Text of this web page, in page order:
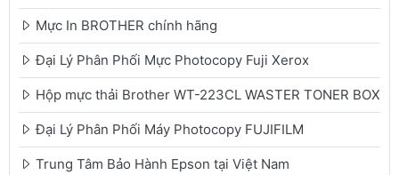
Mực In BROTHER chính hãng
Đại Lý Phân Phối Mực Photocopy Fuji Xerox
Hộp mực thải Brother WT-223CL WASTER TONER BOX
Đại Lý Phân Phối Máy Photocopy FUJIFILM
Trung Tâm Bảo Hành Epson tại Việt Nam